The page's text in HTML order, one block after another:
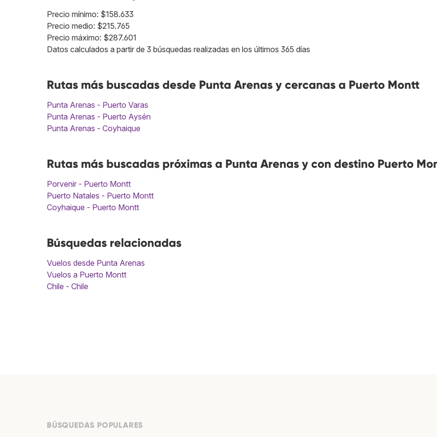
Precio mínimo: $158.633
Precio medio: $215.765
Precio máximo: $287.601
Datos calculados a partir de 3 búsquedas realizadas en los últimos 365 días
Rutas más buscadas desde Punta Arenas y cercanas a Puerto Montt
Punta Arenas - Puerto Varas
Punta Arenas - Puerto Aysén
Punta Arenas - Coyhaique
Rutas más buscadas próximas a Punta Arenas y con destino Puerto
Porvenir - Puerto Montt
Puerto Natales - Puerto Montt
Coyhaique - Puerto Montt
Búsquedas relacionadas
Vuelos desde Punta Arenas
Vuelos a Puerto Montt
Chile - Chile
BÚSQUEDAS POPULARES